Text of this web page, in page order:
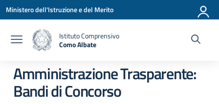
Vai ai contenuti
Vai al menu di navigazione
Vai al footer
Ministero dell'Istruzione e del Merito
Istituto Comprensivo
Como Albate
Amministrazione Trasparente:
Bandi di Concorso